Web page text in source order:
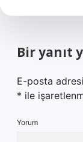
Bir yanıt
E-posta
* ile
Yorum